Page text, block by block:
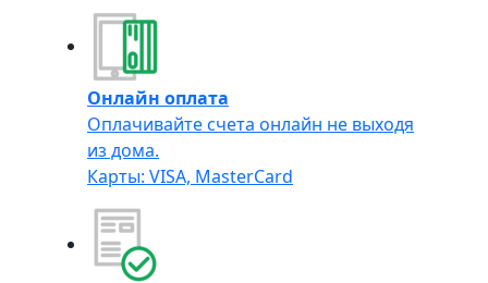
Онлайн оплата
Оплачивайте счета онлайн не выходя
из дома.
Карты: VISA, MasterCard